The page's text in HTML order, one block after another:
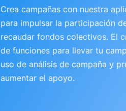
Crea campañas con nuestra
para impulsar la participación
recaudar fondos colectivos. El
de funciones para llevar tu
uso de análisis de campaña y
aumentar el apoyo.